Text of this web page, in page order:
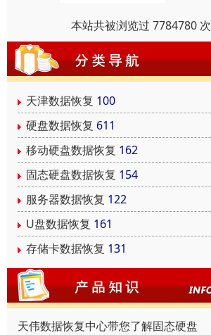
本站共被浏览过 7784780 次
天津数据恢复 100
硬盘数据恢复 611
移动硬盘数据恢复 162
固态硬盘数据恢复 154
服务器数据恢复 122
U盘数据恢复 161
存储卡数据恢复 131
天伟数据恢复中心带您了解固态硬盘